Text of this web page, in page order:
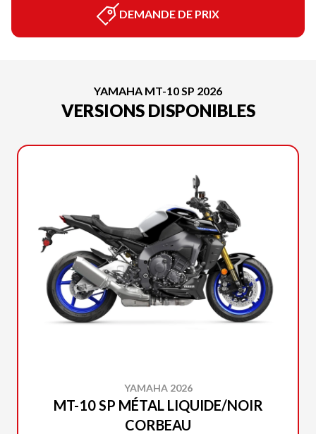
DEMANDE DE PRIX
YAMAHA MT-10 SP 2026
VERSIONS DISPONIBLES
YAMAHA 2026
MT-10 SP MÉTAL LIQUIDE/NOIR
CORBEAU